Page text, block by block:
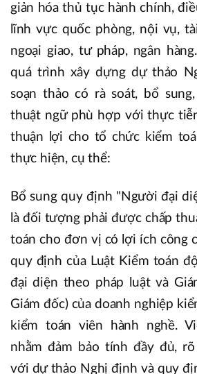
giản hóa thủ tục hành chính,
lĩnh vực quốc phòng, nội vụ,
ngoại giao, tư pháp, ngân
quá trình xây dựng dự thảo
soạn thảo có rà soát, bổ
thuật ngữ phù hợp với thực
thuận lợi cho tổ chức kiểm
thực hiện, cụ thể:
Bổ sung quy định "Người đại
là đối tượng phải được chấp
toán cho đơn vị có lợi ích công
quy định của Luật Kiểm toán
đại diện theo pháp luật và
Giám đốc) của doanh nghiệp
kiểm toán viên hành nghề.
nhằm đảm bảo tính đầy đủ,
với dự thảo Nghị định và quy